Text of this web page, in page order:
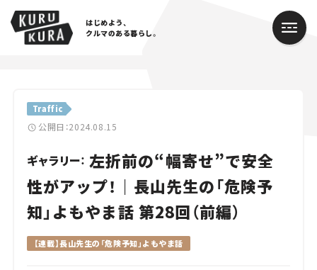
はじめよう、
クルマのある暮らし。
Traffic
公開日：2024.08.15
ギャラリー： 左折前の“幅寄せ”で安全
性がアップ！｜長山先生の「危険予
知」よもやま話 第28回（前編）
【連載】長山先生の「危険予知」よもやま話
Cars
Lifestyle
Traffic
Special